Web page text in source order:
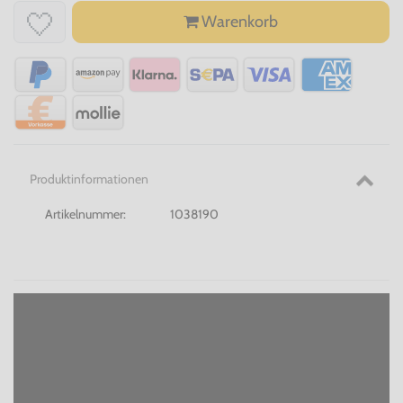
Warenkorb
Produktinformationen
Artikelnummer: 1038190